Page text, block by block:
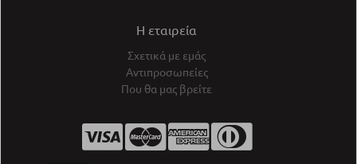
Η εταιρεία
Σχετικά με εμάς
Αντιπροσωπείες
Που θα μας βρείτε